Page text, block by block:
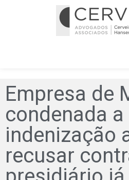
Empresa de
condenada
indenização
recusar